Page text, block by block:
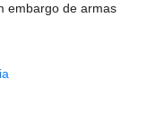
embargo de armas